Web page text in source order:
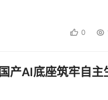
0
产AI底座筑牢自主